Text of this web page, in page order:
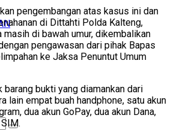
pengembangan atas kasus ini dan
di Dittahti Polda Kalteng,
masih di bawah umur, dikembalikan
pengawasan dari pihak Bapas
ke Jaksa Penuntut Umum
barang bukti yang diamankan dari
lain empat buah handphone, satu akun
dua akun GoPay, dua akun Dana,